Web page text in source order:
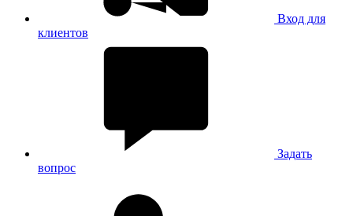
Вход для
клиентов
Задать
вопрос